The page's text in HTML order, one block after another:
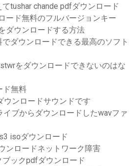
tushar chande pdfダウンロード
ード無料のフルバージョンキー
ダウンロードする方法
ダウンロードできる最高のソフト
をダウンロードできないのはな
ド無料
ンロードサウンドです
イブからダウンロードしたwavファ
isoダウンロード
ンロードネットワーク障害
ックpdfダウンロード